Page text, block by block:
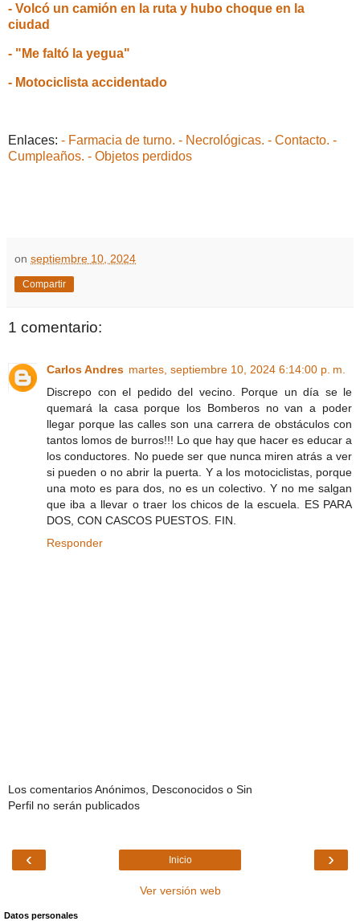
- Volcó un camión en la ruta y hubo choque en la
ciudad
- "Me faltó la yegua"
- Motociclista accidentado
Enlaces: - Farmacia de turno. - Necrológicas. - Contacto. -
Cumpleaños. - Objetos perdidos
on septiembre 10, 2024
Compartir
1 comentario:
Carlos Andres martes, septiembre 10, 2024 6:14:00 p. m.
Discrepo con el pedido del vecino. Porque un día se le
quemará la casa porque los Bomberos no van a poder
llegar porque las calles son una carrera de obstáculos con
tantos lomos de burros!!! Lo que hay que hacer es educar a
los conductores. No puede ser que nunca miren atrás a ver
si pueden o no abrir la puerta. Y a los motociclistas, porque
una moto es para dos, no es un colectivo. Y no me salgan
que iba a llevar o traer los chicos de la escuela. ES PARA
DOS, CON CASCOS PUESTOS. FIN.
Responder
Los comentarios Anónimos, Desconocidos o Sin
Perfil no serán publicados
‹ ›
Inicio
Ver versión web
Datos personales